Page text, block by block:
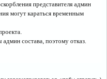
представителя админ
могут караться временным
состава, поэтому отказ.